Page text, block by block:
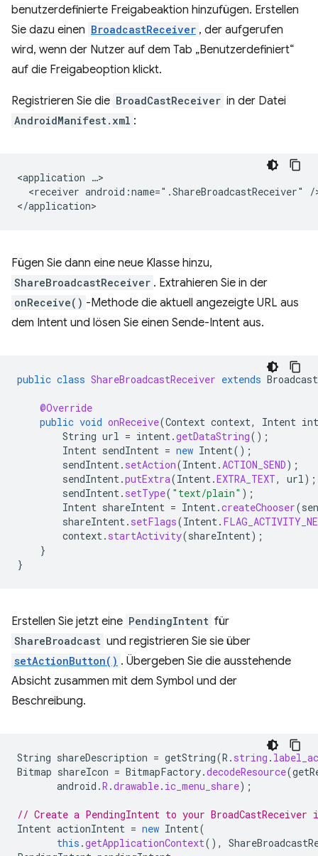
benutzerdefinierte Freigabeaktion hinzufügen. Erstellen
Sie dazu einen BroadcastReceiver , der aufgerufen
wird, wenn der Nutzer auf dem Tab „Benutzerdefiniert“
auf die Freigabeoption klickt.
Registrieren Sie die BroadCastReceiver in der Datei
AndroidManifest.xml :
<application
<receiver android:name=".ShareBroadcastReceiver"
/
Fügen Sie dann eine neue Klasse hinzu,
ShareBroadcastReceiver . Extrahieren Sie in der
onReceive() -Methode die aktuell angezeigte URL aus
dem Intent und lösen Sie einen Sende-Intent aus.
public class ShareBroadcastReceiver extends
@Override
public void onReceive(Context context, Intent
String url = intent.getDataString();
Intent sendIntent = new Intent();
sendIntent. setAction(Intent.ACTION_SEND);
sendIntent.putExtra(Intent.EXTRA_TEXT, url);
sendIntent. setType( "text/plain" );
Intent shareIntent = Intent.createChooser(
shareIntent. setFlags(Intent.
context. startActivity(shareIntent);
}
}
Erstellen Sie jetzt eine PendingIntent für
ShareBroadcast und registrieren Sie sie über
setActionButton() . Übergeben Sie die ausstehende
Absicht zusammen mit dem Symbol und der
Beschreibung.
String shareDescription = getString(R . string .
Bitmap shareIcon = BitmapFactory.decodeResource(
android .R .drawable. ic_menu_share);
// Create a PendingIntent to your BroadCastReceiver
Intent actionIntent = new Intent(
this .getApplicationContext(),